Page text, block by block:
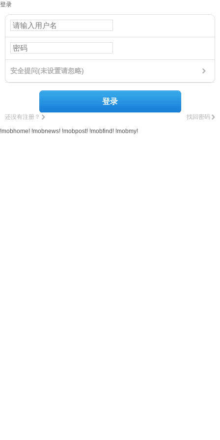
登录
安全提问(未设置请忽略)
登录
找回密码
还没有注册？
!mobhome! !mobnews! !mobpost! !mobfind! !mobmy!